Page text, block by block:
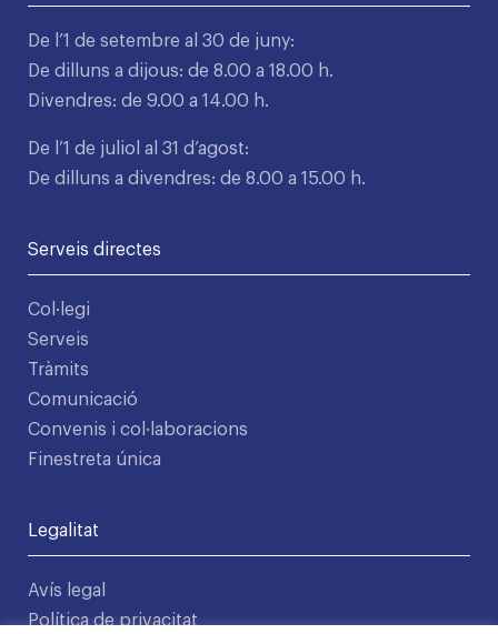
De l’1 de setembre al 30 de juny:
De dilluns a dijous: de 8.00 a 18.00 h.
Divendres: de 9.00 a 14.00 h.
De l’1 de juliol al 31 d’agost:
De dilluns a divendres: de 8.00 a 15.00 h.
Serveis directes
Col·legi
Serveis
Tràmits
Comunicació
Convenis i col·laboracions
Finestreta única
Legalitat
Avís legal
Política de privacitat